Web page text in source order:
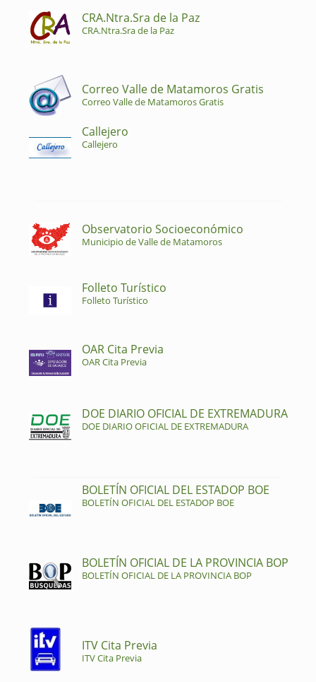
CRA.Ntra.Sra de la Paz
CRA.Ntra.Sra de la Paz
Correo Valle de Matamoros Gratis
Correo Valle de Matamoros Gratis
Callejero
Callejero
Observatorio Socioeconómico
Municipio de Valle de Matamoros
Folleto Turístico
Folleto Turístico
OAR Cita Previa
OAR Cita Previa
DOE DIARIO OFICIAL DE EXTREMADURA
DOE DIARIO OFICIAL DE EXTREMADURA
BOLETÍN OFICIAL DEL ESTADOP BOE
BOLETÍN OFICIAL DEL ESTADOP BOE
BOLETÍN OFICIAL DE LA PROVINCIA BOP
BOLETÍN OFICIAL DE LA PROVINCIA BOP
ITV Cita Previa
ITV Cita Previa